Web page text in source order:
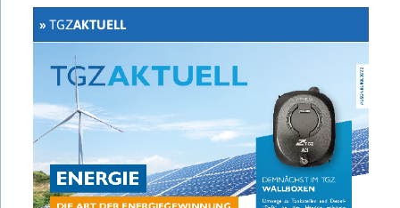
»TGZAKTUELL